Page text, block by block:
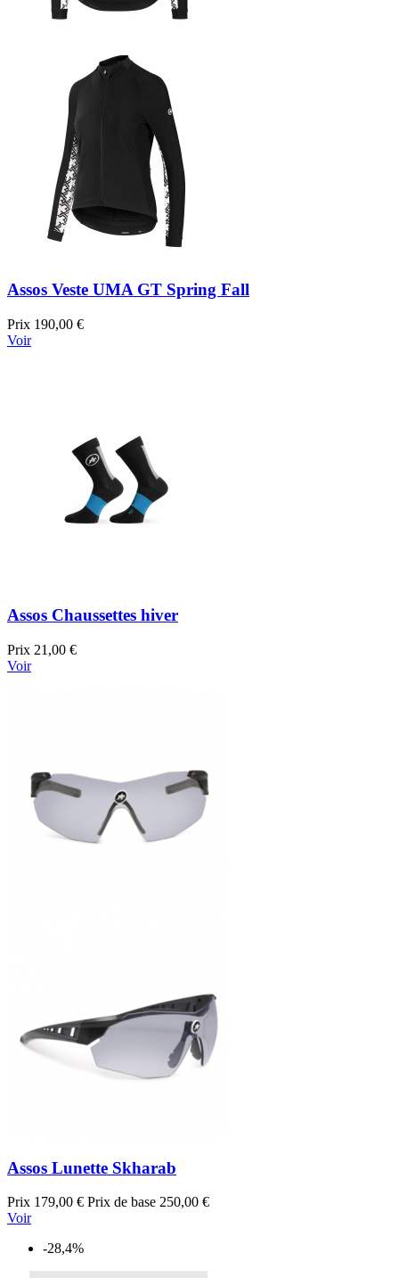
Assos Veste UMA GT Spring Fall
Prix 190,00 €
Voir
Assos Chaussettes hiver
Prix 21,00 €
Voir
Assos Lunette Skharab
Prix 179,00 € Prix de base 250,00 €
Voir
-28,4%